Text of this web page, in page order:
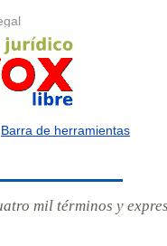
Barra de herramientas
mil términos y